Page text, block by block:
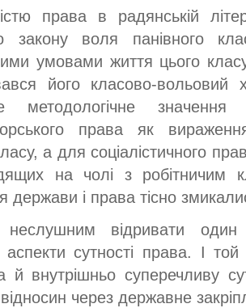
права в радянській
закону воля панівного
умовами життя цього
його класово-
методологічне
права як
а для соціалістичного
на чолі з робітничим
держави і права тісно
відривати один
аспекти сутності права. І
й внутрішньо суперечливу
через державне